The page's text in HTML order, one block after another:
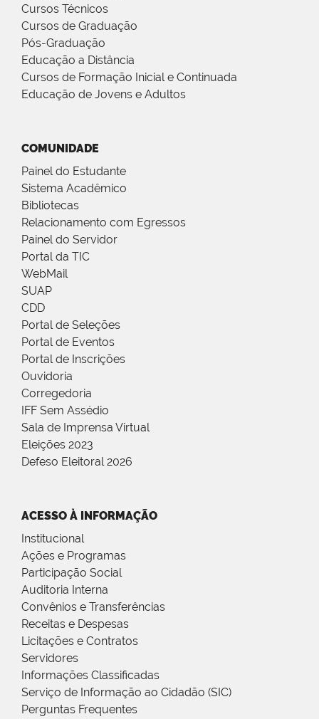
Cursos Técnicos
Cursos de Graduação
Pós-Graduação
Educação a Distância
Cursos de Formação Inicial e Continuada
Educação de Jovens e Adultos
COMUNIDADE
Painel do Estudante
Sistema Acadêmico
Bibliotecas
Relacionamento com Egressos
Painel do Servidor
Portal da TIC
WebMail
SUAP
CDD
Portal de Seleções
Portal de Eventos
Portal de Inscrições
Ouvidoria
Corregedoria
IFF Sem Assédio
Sala de Imprensa Virtual
Eleições 2023
Defeso Eleitoral 2026
ACESSO À INFORMAÇÃO
Institucional
Ações e Programas
Participação Social
Auditoria Interna
Convênios e Transferências
Receitas e Despesas
Licitações e Contratos
Servidores
Informações Classificadas
Serviço de Informação ao Cidadão (SIC)
Perguntas Frequentes